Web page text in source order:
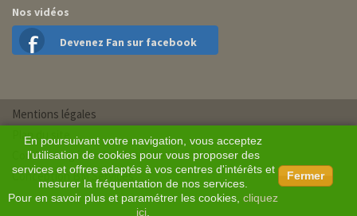
Nos vidéos
Devenez Fan sur facebook
En poursuivant votre navigation, vous acceptez
l'utilisation de cookies pour vous proposer des
services et offres adaptés à vos centres d'intérêts et
mesurer la fréquentation de nos services.
Pour en savoir plus et paramétrer les cookies, cliquez
ici
Fermer
Mentions légales
Plan du site
Conditions générales de vente
Conception BM Services